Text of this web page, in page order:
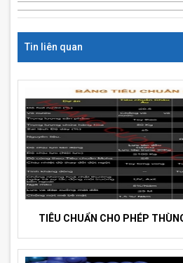
Tin liên quan
TIÊU CHUẨN CHO PHÉP